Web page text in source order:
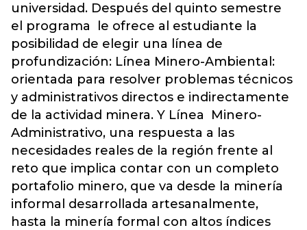
universidad. Después del quinto semestre
el programa le ofrece al estudiante la
posibilidad de elegir una línea de
profundización: Línea Minero-Ambiental:
orientada para resolver problemas técnicos
y administrativos directos e indirectamente
de la actividad minera. Y Línea Minero-
Administrativo, una respuesta a las
necesidades reales de la región frente al
reto que implica contar con un completo
portafolio minero, que va desde la minería
informal desarrollada artesanalmente,
hasta la minería formal con altos índices